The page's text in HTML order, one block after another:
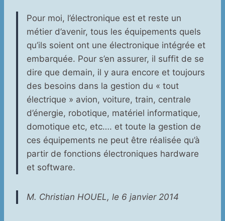
Pour moi, l’électronique est et reste un
métier d’avenir, tous les équipements quels
qu’ils soient ont une électronique intégrée et
embarquée. Pour s’en assurer, il suffit de se
dire que demain, il y aura encore et toujours
des besoins dans la gestion du « tout
électrique » avion, voiture, train, centrale
d’énergie, robotique, matériel informatique,
domotique etc, etc…. et toute la gestion de
ces équipements ne peut être réalisée qu’à
partir de fonctions électroniques hardware
et software.
M. Christian HOUEL, le 6 janvier 2014